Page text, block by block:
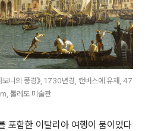
보니의 풍경》, 1730년경, 캔버스에 유채, 47
톨레도 미술관
포함한 이탈리아 여행이 붐이었다